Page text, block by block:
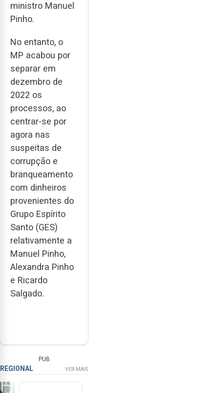
ministro Manuel
Pinho.
No entanto, o
MP acabou por
separar em
dezembro de
2022 os
processos, ao
centrar-se por
agora nas
suspeitas de
corrupção e
branqueamento
com dinheiros
provenientes do
Grupo Espírito
Santo (GES)
relativamente a
Manuel Pinho,
Alexandra Pinho
e Ricardo
Salgado.
PUB
REGIONAL VER MAIS